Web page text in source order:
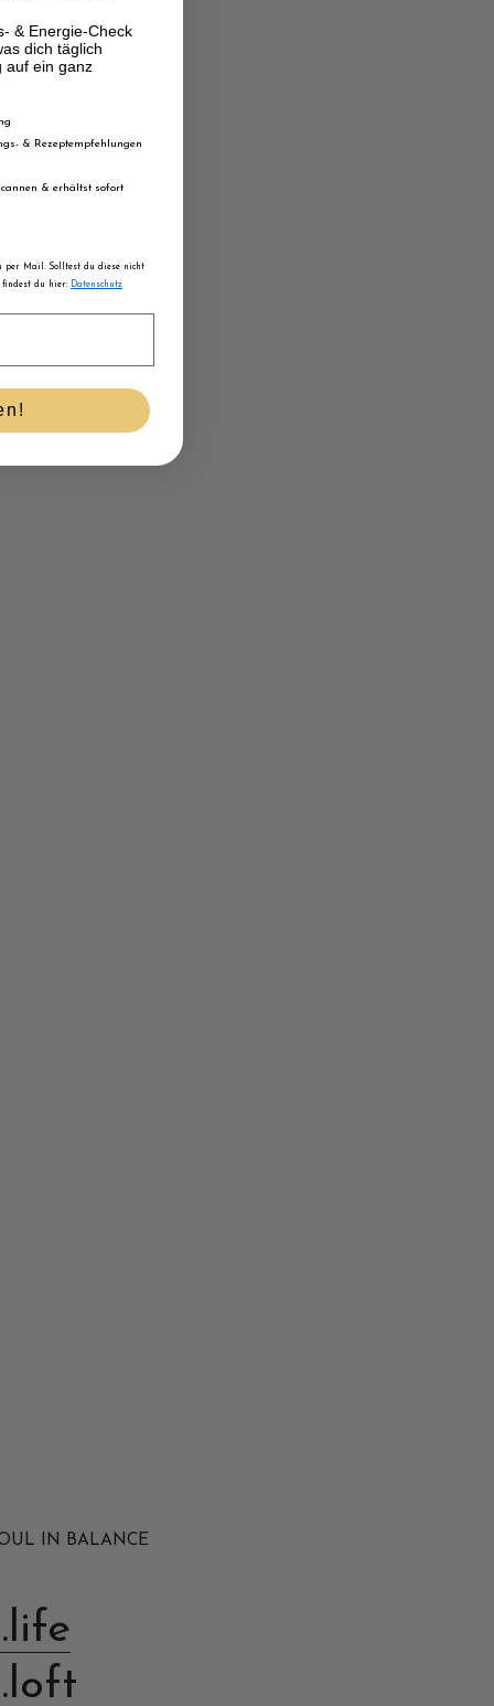
IN BALANCE
& Energie-Check
dich täglich
auf ein ganz
& Rezeptempfehlungen
& erhältst sofort
per Mail. Solltest du diese nicht
findest du hier:
Datenschutz